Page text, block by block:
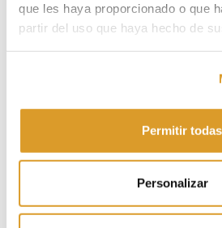
que les haya proporcionado o que
partir del uso que haya hecho de
Permitir todas
Personalizar
Cámara de aire ⌀80